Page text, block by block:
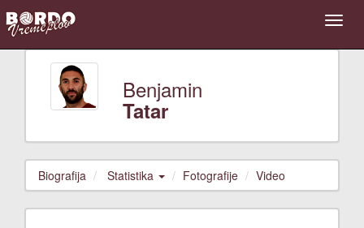
Benjamin
Tatar
Biografija Statistika Fotografije Video